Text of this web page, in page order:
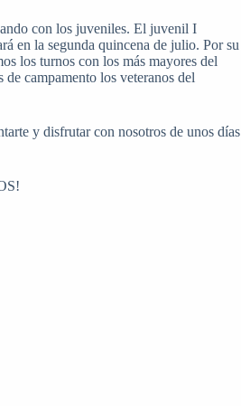
con los juveniles. El juvenil I
en la segunda quincena de julio. Por su
los turnos con los más mayores del
campamento los veteranos del
y disfrutar con nosotros de unos días